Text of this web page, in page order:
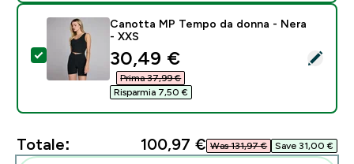
Seleziona questo prodotto - Canotta MP Tempo da
Canotta MP Tempo da donna - Nera
- XXS
discounted price
30,49 €‎
Prima 37,99 €‎
Risparmia 7,50 €‎
Totale: 100,97 €‎ Was 131,97 €‎ Save 31,00 €‎